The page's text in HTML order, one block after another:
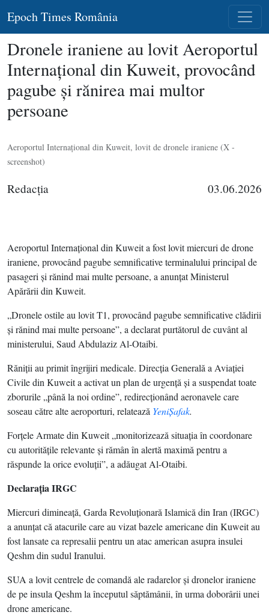
Epoch Times România
Dronele iraniene au lovit Aeroportul
Internaţional din Kuweit, provocând
pagube şi rănirea mai multor
persoane
Aeroportul Internaţional din Kuweit, lovit de dronele iraniene (X -
screenshot)
Redacţia 03.06.2026
Aeroportul Internaţional din Kuweit a fost lovit miercuri de drone
iraniene, provocând pagube semnificative terminalului principal de
pasageri şi rănind mai multe persoane, a anunţat Ministerul
Apărării din Kuweit.
„Dronele ostile au lovit T1, provocând pagube semnificative clădirii
şi rănind mai multe persoane”, a declarat purtătorul de cuvânt al
ministerului, Saud Abdulaziz Al-Otaibi.
Răniţii au primit îngrijiri medicale. Direcţia Generală a Aviaţiei
Civile din Kuweit a activat un plan de urgenţă şi a suspendat toate
zborurile „până la noi ordine”, redirecţionând aeronavele care
soseau către alte aeroporturi, relatează YeniŞafak.
Forţele Armate din Kuweit „monitorizează situaţia în coordonare
cu autorităţile relevante şi rămân în alertă maximă pentru a
răspunde la orice evoluţii”, a adăugat Al-Otaibi.
Declaraţia IRGC
Miercuri dimineaţă, Garda Revoluţionară Islamică din Iran (IRGC)
a anunţat că atacurile care au vizat bazele americane din Kuweit au
fost lansate ca represalii pentru un atac american asupra insulei
Qeshm din sudul Iranului.
SUA a lovit centrele de comandă ale radarelor şi dronelor iraniene
de pe insula Qeshm la începutul săptămânii, în urma doborârii unei
drone americane.